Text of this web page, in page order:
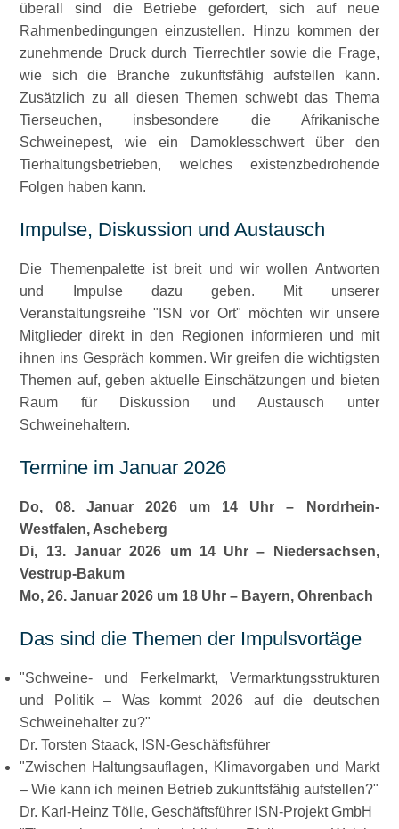
überall sind die Betriebe gefordert, sich auf neue
Rahmenbedingungen einzustellen. Hinzu kommen der
zunehmende Druck durch Tierrechtler sowie die Frage,
wie sich die Branche zukunftsfähig aufstellen kann.
Zusätzlich zu all diesen Themen schwebt das Thema
Tierseuchen, insbesondere die Afrikanische
Schweinepest, wie ein Damoklesschwert über den
Tierhaltungsbetrieben, welches existenzbedrohende
Folgen haben kann.
Impulse, Diskussion und Austausch
Die Themenpalette ist breit und wir wollen Antworten
und Impulse dazu geben. Mit unserer
Veranstaltungsreihe
ISN vor Ort
möchten wir unsere
Mitglieder direkt in den Regionen informieren und mit
ihnen ins Gespräch kommen. Wir greifen die wichtigsten
Themen auf, geben aktuelle Einschätzungen und bieten
Raum für Diskussion und Austausch unter
Schweinehaltern.
Termine im Januar 2026
Do, 08. Januar 2026 um 14 Uhr – Nordrhein-
Westfalen, Ascheberg
Di, 13. Januar 2026 um 14 Uhr – Niedersachsen,
Vestrup-Bakum
Mo, 26. Januar 2026 um 18 Uhr – Bayern, Ohrenbach
Das sind die Themen der Impulsvortäge
Schweine- und Ferkelmarkt, Vermarktungsstrukturen
und Politik – Was kommt 2026 auf die deutschen
Schweinehalter zu?
Dr. Torsten Staack, ISN-Geschäftsführer
Zwischen Haltungsauflagen, Klimavorgaben und Markt
– Wie kann ich meinen Betrieb zukunftsfähig aufstellen?
Dr. Karl-Heinz Tölle, Geschäftsführer ISN-Projekt GmbH